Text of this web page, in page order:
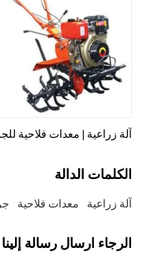
آلة زراعية | معدات فلاحية
الكلمات الدالة
آلة زراعية معدات فلاحية
الرجاء ارسال رسالة إلينا